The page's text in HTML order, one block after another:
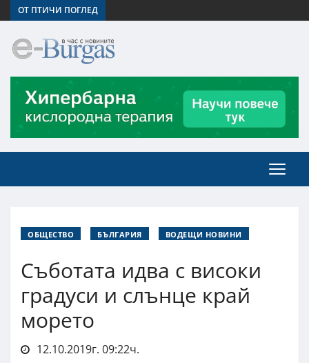
ОТ ПТИЧИ ПОГЛЕД
ОБЩЕСТВО БЪЛГАРИЯ ВОДЕЩИ НОВИНИ
Съботата идва с високи
градуси и слънце край
морето
12.10.2019г. 09:22ч.